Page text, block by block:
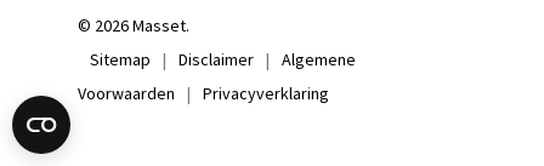
© 2026 Masset.
Sitemap
| Disclaimer |
Algemene
Voorwaarden
| Privacyverklaring